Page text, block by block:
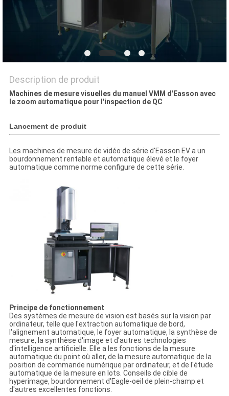
Description de produit
Machines de mesure visuelles du manuel VMM d'Easson avec
le zoom automatique pour l'inspection de QC
Lancement de produit
Les machines de mesure de vidéo de série d'Easson EV a un
bourdonnement rentable et automatique élevé et le foyer
automatique comme norme configure de cette série.
Principe de fonctionnement
Des systèmes de mesure de vision est basés sur la vision par
ordinateur, telle que l'extraction automatique de bord,
l'alignement automatique, le foyer automatique, la synthèse de
mesure, la synthèse d'image et d'autres technologies
d'intelligence artificielle. Elle a les fonctions de la mesure
automatique du point où aller, de la mesure automatique de la
position de commande numérique par ordinateur, et de l'étude
automatique de la mesure en lots. Conseils de cible de
hyperimage, bourdonnement d'Eagle-oeil de plein-champ et
d'autres excellentes fonctions.